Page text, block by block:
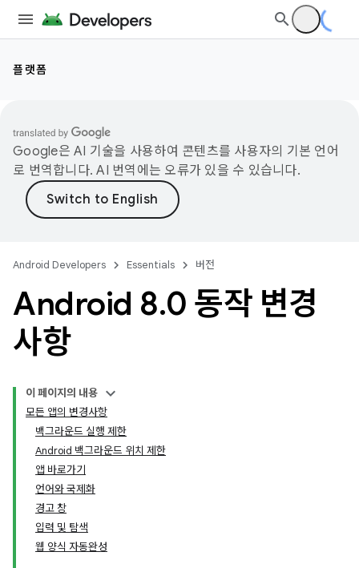
플랫폼
Google은 AI 기술을 사용하여 콘텐츠를 사용자의 기본 언어
로 번역합니다. AI 번역에는 오류가 있을 수 있습니다.
Android Developers Essentials 버전
Android 8.0 동작 변경
사항
이 페이지의 내용
모든 앱의 변경사항
백그라운드 실행 제한
Android 백그라운드 위치 제한
앱 바로가기
언어와 국제화
경고 창
입력 및 탐색
웹 양식 자동완성